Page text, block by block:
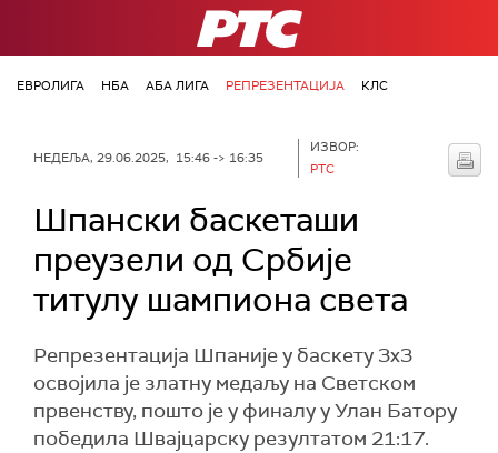
РТС
ЕВРОЛИГА НБА АБА ЛИГА РЕПРЕЗЕНТАЦИЈА КЛС
НЕДЕЉА, 29.06.2025, 15:46 -> 16:35
ИЗВОР:
РТС
Шпански баскеташи
преузели од Србије
титулу шампиона света
Репрезентација Шпаније у баскету 3x3
освојила је златну медаљу на Светском
првенству, пошто је у финалу у Улан Батору
победила Швајцарску резултатом 21:17.